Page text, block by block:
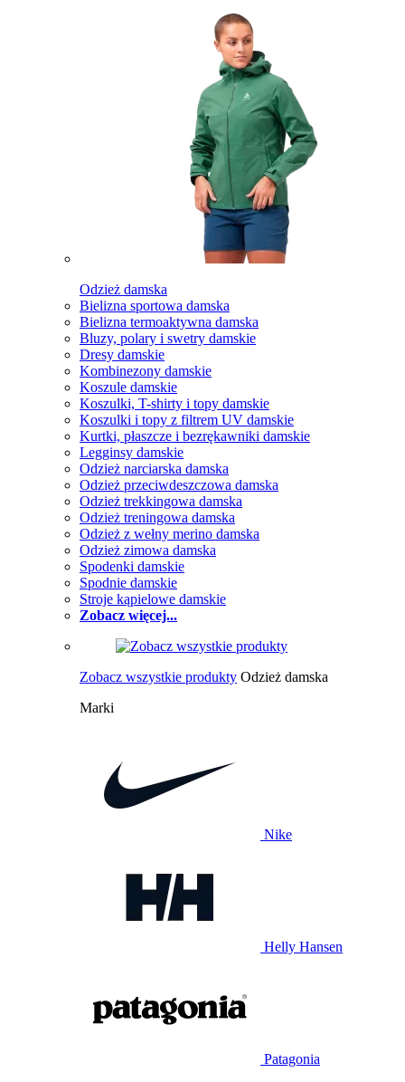
Odzież damska
Bielizna sportowa damska
Bielizna termoaktywna damska
Bluzy, polary i swetry damskie
Dresy damskie
Kombinezony damskie
Koszule damskie
Koszulki, T-shirty i topy damskie
Koszulki i topy z filtrem UV damskie
Kurtki, płaszcze i bezrękawniki damskie
Legginsy damskie
Odzież narciarska damska
Odzież przeciwdeszczowa damska
Odzież trekkingowa damska
Odzież treningowa damska
Odzież z wełny merino damska
Odzież zimowa damska
Spodenki damskie
Spodnie damskie
Stroje kąpielowe damskie
Zobacz więcej...
Zobacz wszystkie produkty Odzież damska
Marki
Nike
Helly Hansen
Patagonia